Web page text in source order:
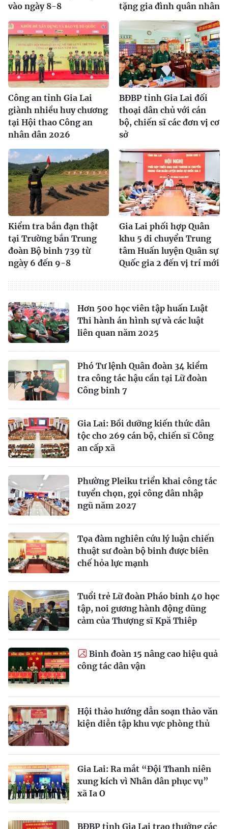
vào ngày 8-8
tặng gia đình quân nhân
Công an tỉnh Gia Lai
giành nhiều huy chương
tại Hội thao Công an
nhân dân 2026
BĐBP tỉnh Gia Lai đối
thoại dân chủ với cán
bộ, chiến sĩ các đơn vị cơ
sở
Kiểm tra bắn đạn thật
tại Trường bắn Trung
đoàn Bộ binh 739 từ
ngày 6 đến 9-8
Gia Lai phối hợp Quân
khu 5 di chuyển Trung
tâm Huấn luyện Quân sự
Quốc gia 2 đến vị trí mới
Hơn 500 học viên tập huấn Luật
Thi hành án hình sự và các luật
liên quan năm 2025
Phó Tư lệnh Quân đoàn 34 kiểm
tra công tác hậu cần tại Lữ đoàn
Công binh 7
Gia Lai: Bồi dưỡng kiến thức dân
tộc cho 269 cán bộ, chiến sĩ Công
an cấp xã
Phường Pleiku triển khai công tác
tuyển chọn, gọi công dân nhập
ngũ năm 2027
Tọa đàm nghiên cứu lý luận chiến
thuật sư đoàn bộ binh được biên
chế hỏa lực mạnh
Tuổi trẻ Lữ đoàn Pháo binh 40 học
tập, noi gương hành động dũng
cảm của Thượng sĩ Kpă Thiêp
Binh đoàn 15 nâng cao hiệu quả
công tác dân vận
Hội thảo hướng dẫn soạn thảo văn
kiện diễn tập khu vực phòng thủ
Gia Lai: Ra mắt “Đội Thanh niên
xung kích vì Nhân dân phục vụ”
xã Ia O
BĐBP tỉnh Gia Lai trao thưởng các